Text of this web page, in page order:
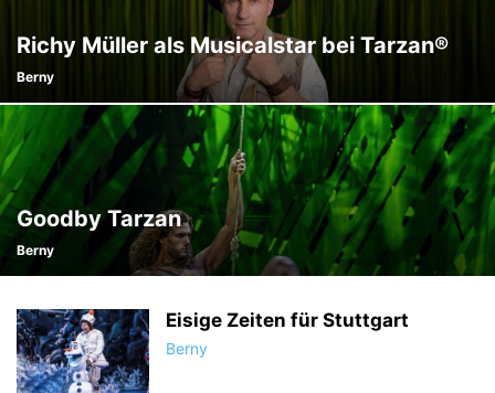
STELLEN-BÖRSE STUTTGARTBC
TIPP DER REDAKTION TRAVEL TRAVEL DREAMS UMWELT
UNTERNEHMEN UNTERNEHMENSPORTRAIT UNTERNEHMENSRECHT PUR
VERLOSUNG WELLNESS & GENUSS WIRTSCHAFTSPOLITIK
Richy Müller als Musicalstar bei Tarzan®
Berny
Goodby Tarzan
Berny
Eisige Zeiten für Stuttgart
Berny